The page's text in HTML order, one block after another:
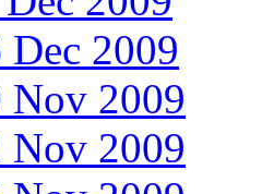
2009
2009
Nov 2009